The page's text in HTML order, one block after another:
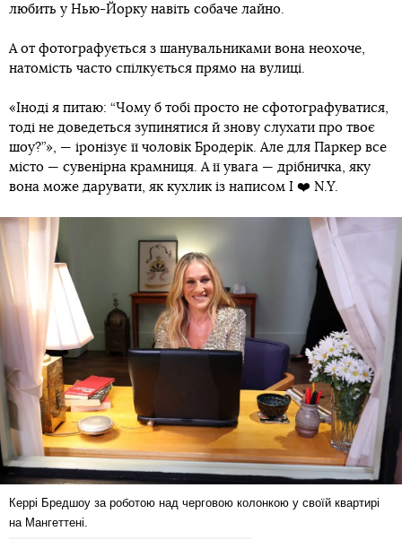
любить у Нью-Йорку навіть собаче лайно.
А от фотографується з шанувальниками вона неохоче,
натомість часто спілкується прямо на вулиці.
«Іноді я питаю: “Чому б тобі просто не сфотографуватися,
тоді не доведеться зупинятися й знову слухати про твоє
шоу?”», — іронізує її чоловік Бродерік. Але для Паркер все
місто — сувенірна крамниця. А її увага — дрібничка, яку
вона може дарувати, як кухлик із написом I ❤️ N.Y.
Керрі Бредшоу за роботою над черговою колонкою у своїй квартирі
на Мангеттені.